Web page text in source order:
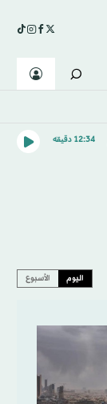
12:34 دقيقه
اليوم الأسبوع